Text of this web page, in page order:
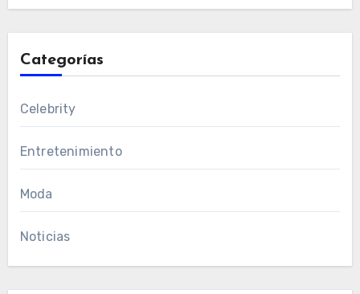
Categorías
Celebrity
Entretenimiento
Moda
Noticias